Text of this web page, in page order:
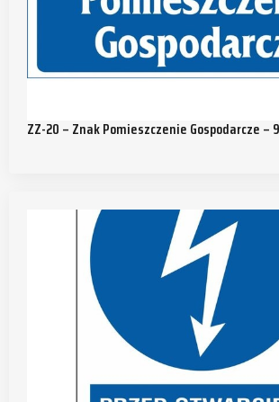
ZZ-20 – Znak Pomieszczenie Gospodarcze –